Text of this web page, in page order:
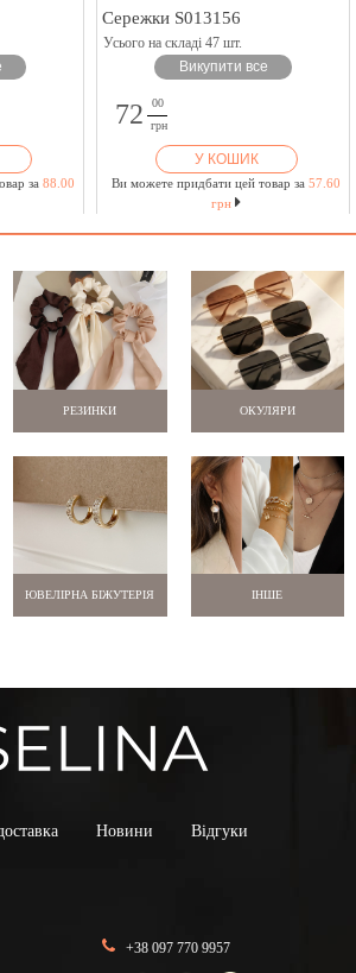
за 88.00
Сережки S013156
Усього на складі 47 шт.
Викупити все
72
00
грн
У КОШИК
Ви можете придбати цей товар за 57.60
грн
РЕЗИНКИ ОКУЛЯРИ
ЮВЕЛІРНА БІЖУТЕРІЯ ІНШЕ
Новини Відгуки
+38 097 770 9957